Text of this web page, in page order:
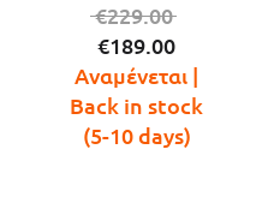
€229.00
was:
€229.00.
€189.00
τρέχουσα
τιμή
είναι:
Αναμένεται |
Back in stock
(5-10 days)